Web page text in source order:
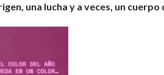
una lucha y a veces, un cuerpo